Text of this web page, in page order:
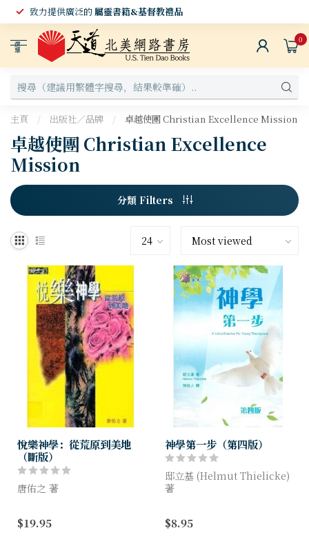
致力提供廣泛的屬靈書籍&基督教禮品
選
單
0
主頁 / 出版社／品牌 / 卓越使團 Christian Excellence Mission
卓越使團 Christian Excellence
Mission
分類 Filters
悅樂神學：從荒原到美地
（斷版）
唐佑之 著
人，將他們安置在樂園裡，但
$19.95
神學第一步（第四版）
邸立基 (Helmut Thielicke)
著
甚為興奮，因為出版邸立基的
$8.95